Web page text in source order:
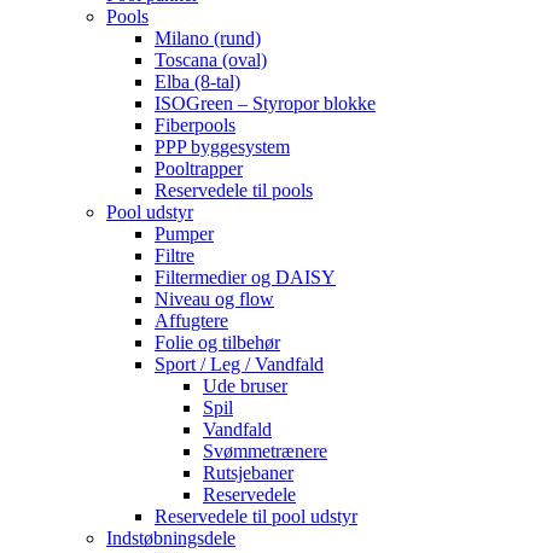
Pools
Milano (rund)
Toscana (oval)
Elba (8-tal)
ISOGreen – Styropor blokke
Fiberpools
PPP byggesystem
Pooltrapper
Reservedele til pools
Pool udstyr
Pumper
Filtre
Filtermedier og DAISY
Niveau og flow
Affugtere
Folie og tilbehør
Sport / Leg / Vandfald
Ude bruser
Spil
Vandfald
Svømmetrænere
Rutsjebaner
Reservedele
Reservedele til pool udstyr
Indstøbningsdele